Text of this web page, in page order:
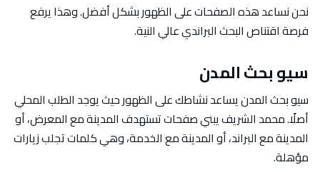
نحن نساعد هذه الصفحات على الظهور بشكل أفضل. وهذا يرفع
فرصة اقتناص البحث البراندي عالي النية.
سيو بحث المدن
سيو بحث المدن يساعد نشاطك على الظهور حيث يوجد الطلب المحلي
أصلًا. محمد الشريف يبني صفحات تستهدف المدينة مع المعرض، أو
المدينة مع البراند، أو المدينة مع الخدمة، وهي كلمات تجلب زيارات
مؤهلة.